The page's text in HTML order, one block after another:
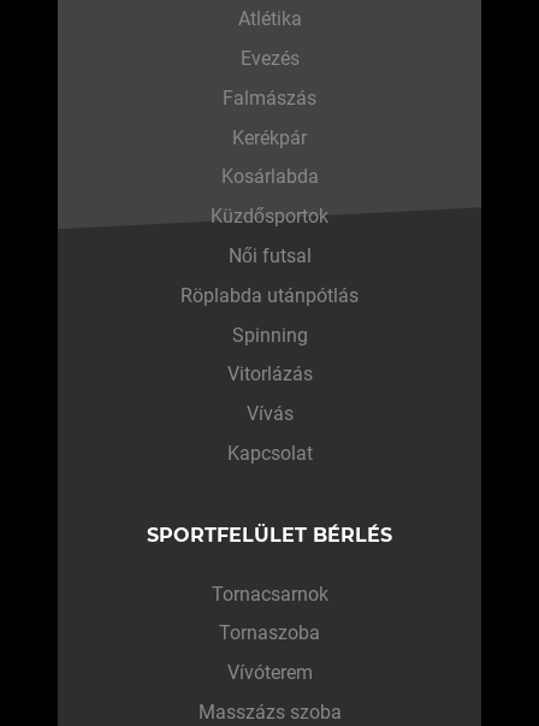
Atlétika
Evezés
Falmászás
Kerékpár
Kosárlabda
Küzdősportok
Női futsal
Röplabda utánpótlás
Spinning
Vitorlázás
Vívás
Kapcsolat
SPORTFELÜLET BÉRLÉS
Tornacsarnok
Tornaszoba
Vívóterem
Masszázs szoba